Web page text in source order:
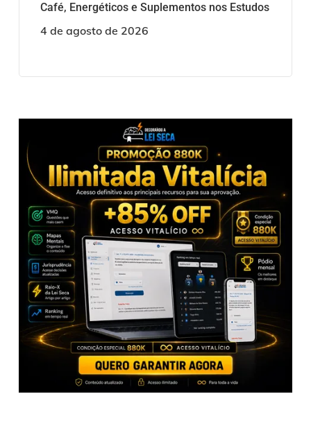
Café, Energéticos e Suplementos nos Estudos
4 de agosto de 2026